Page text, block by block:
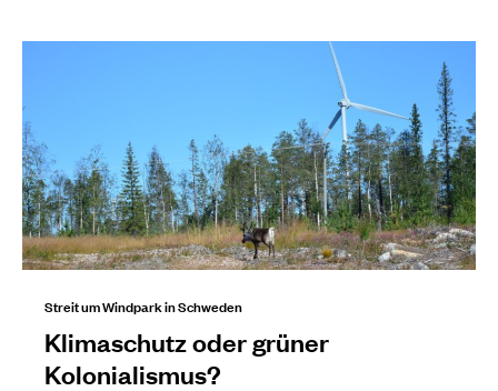
Streit um Windpark in Schweden
Klimaschutz oder grüner
Kolonialismus?